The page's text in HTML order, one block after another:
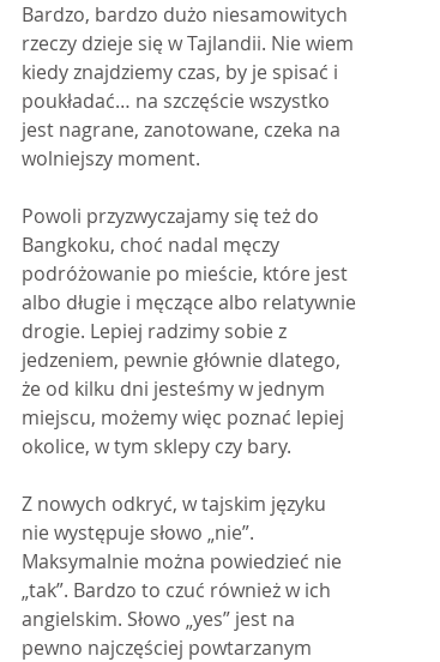
Bardzo, bardzo dużo niesamowitych
rzeczy dzieje się w Tajlandii. Nie wiem
kiedy znajdziemy czas, by je spisać i
poukładać… na szczęście wszystko
jest nagrane, zanotowane, czeka na
wolniejszy moment.
Powoli przyzwyczajamy się też do
Bangkoku, choć nadal męczy
podróżowanie po mieście, które jest
albo długie i męczące albo relatywnie
drogie. Lepiej radzimy sobie z
jedzeniem, pewnie głównie dlatego,
że od kilku dni jesteśmy w jednym
miejscu, możemy więc poznać lepiej
okolice, w tym sklepy czy bary.
Z nowych odkryć, w tajskim języku
nie występuje słowo „nie”.
Maksymalnie można powiedzieć nie
„tak”. Bardzo to czuć również w ich
angielskim. Słowo „yes” jest na
pewno najczęściej powtarzanym